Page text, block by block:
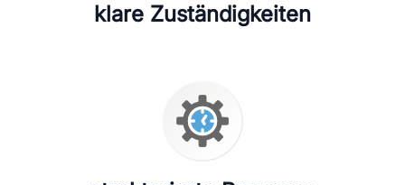
klare Zuständigkeiten